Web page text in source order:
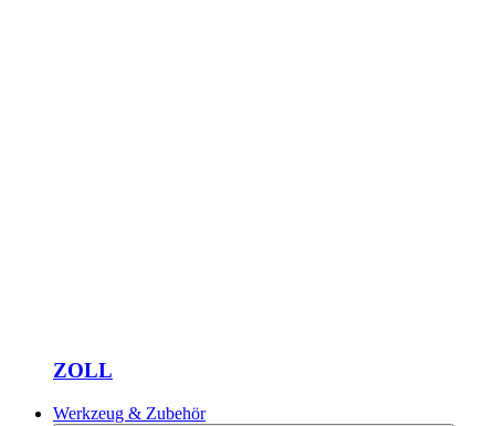
ZOLL
Werkzeug & Zubehör